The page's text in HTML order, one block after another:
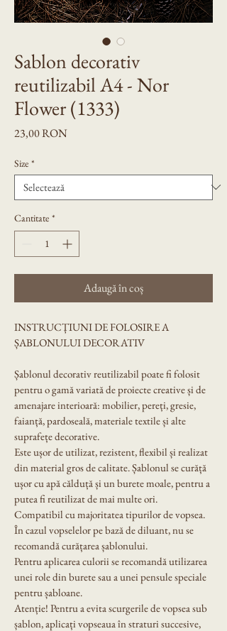
Sablon decorativ
reutilizabil A4 - Nor
Flower (1333)
23,00 RONPreț
Size *
Cantitate *
Adaugă în coș
INSTRUCȚIUNI DE FOLOSIRE A
ȘABLONULUI DECORATIV
Șablonul decorativ reutilizabil poate fi folosit
pentru o gamă variată de proiecte creative și de
amenajare interioară: mobilier, pereți, gresie,
faianță, pardoseală, materiale textile și alte
suprafețe decorative.
Este ușor de utilizat, rezistent, flexibil și realizat
din material gros de calitate. Șablonul se curăță
ușor cu apă călduță și un burete moale, pentru a
putea fi reutilizat de mai multe ori.
Compatibil cu majoritatea tipurilor de vopsea.
În cazul vopselelor pe bază de diluant, nu se
recomandă curățarea șablonului.
Pentru aplicarea culorii se recomandă utilizarea
unei role din burete sau a unei pensule speciale
pentru șabloane.
Atenție! Pentru a evita scurgerile de vopsea sub
șablon, aplicați vopseaua în straturi succesive,